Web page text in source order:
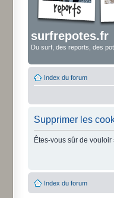
surfrepotes.fr
Du surf, des reports, des
Index du forum
Supprimer les
Êtes-vous sûr de
Index du forum